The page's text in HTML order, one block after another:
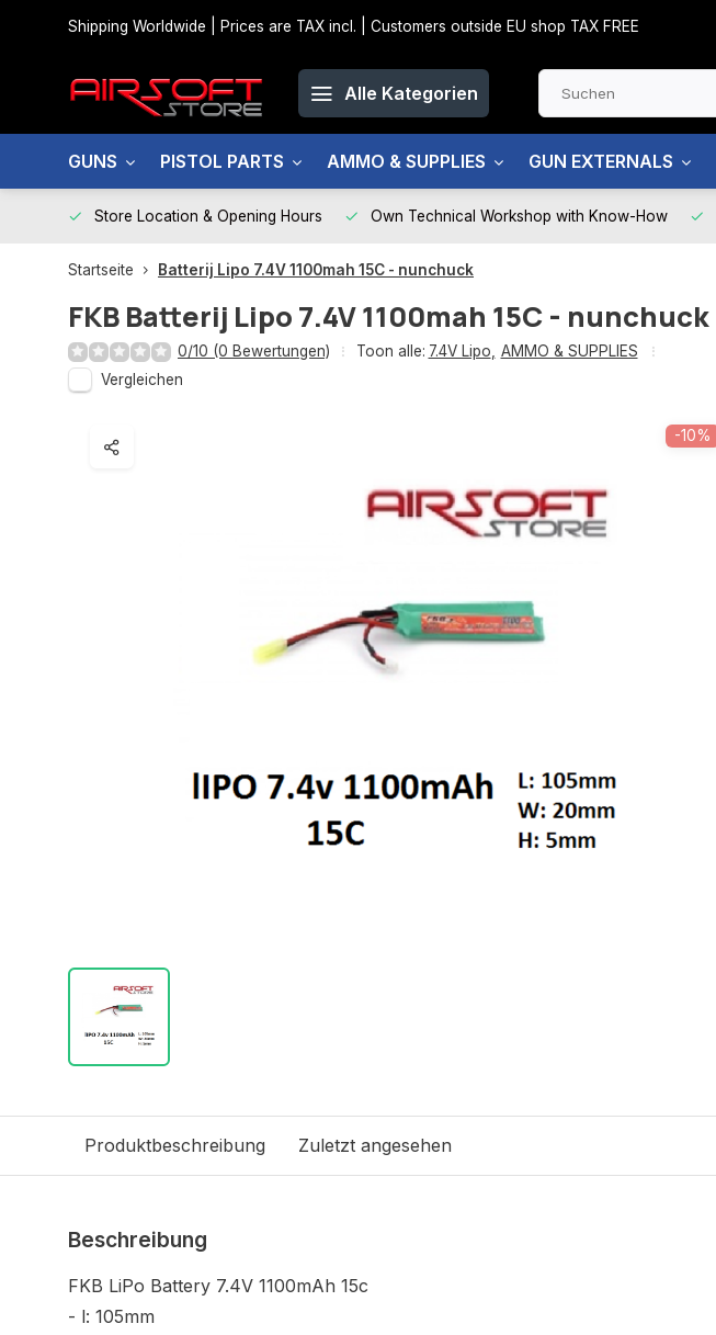
Shipping Worldwide | Prices are TAX incl. | Customers outside EU shop TAX FREE
Alle Kategorien
GUNS PISTOL PARTS AMMO & SUPPLIES GUN EXTERNALS
Store Location & Opening Hours Own Technical Workshop with Know-How
Startseite Batterij Lipo 7.4V 1100mah 15C - nunchuck
FKB Batterij Lipo 7.4V 1100mah 15C - nunchuck
0/10 (0 Bewertungen) Toon alle: 7.4V Lipo
AMMO & SUPPLIES
Vergleichen
-10%
Produktbeschreibung Zuletzt angesehen
Beschreibung
FKB LiPo Battery 7.4V 1100mAh 15c
- l: 105mm